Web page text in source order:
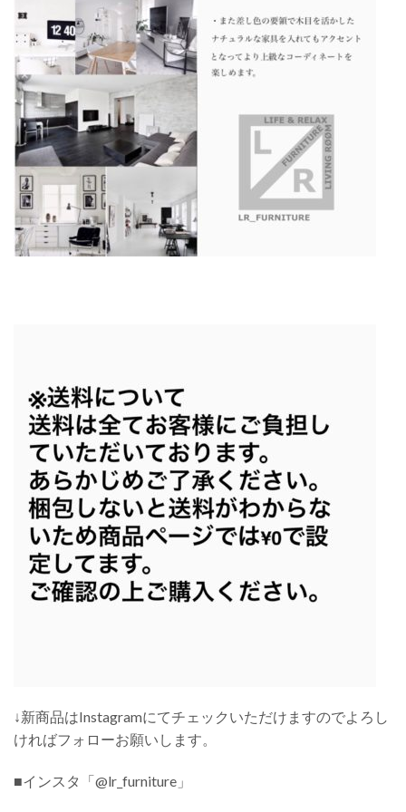
↓新商品はInstagramにてチェックいただけますのでよろし
ければフォローお願いします。
■インスタ「@lr_furniture」